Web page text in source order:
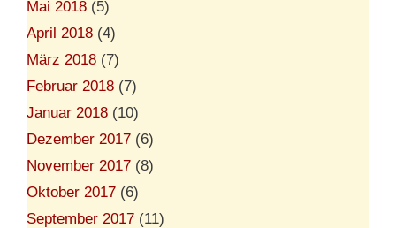
Mai 2018 (5)
April 2018 (4)
März 2018 (7)
Februar 2018 (7)
Januar 2018 (10)
Dezember 2017 (6)
November 2017 (8)
Oktober 2017 (6)
September 2017 (11)